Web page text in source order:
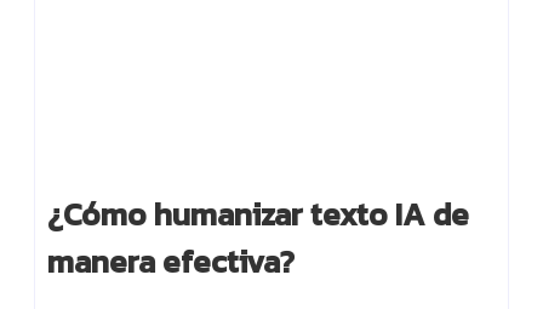
¿Cómo humanizar texto IA de
manera efectiva?